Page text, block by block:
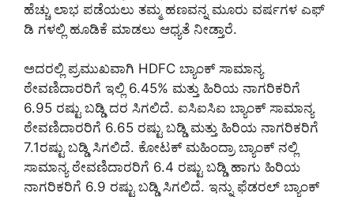
ಹೆಚ್ಚು ಲಾಭ ಪಡೆಯಲು ತಮ್ಮ ಹಣವನ್ನ ಮೂರು ವರ್ಷಗಳ ಎಫ್
ಡಿ ಗಳಲ್ಲಿ ಹೂಡಿಕೆ ಮಾಡಲು ಆಧ್ಯತೆ ನೀಡ್ತಾರೆ.
ಅದರಲ್ಲಿ ಪ್ರಮುಖವಾಗಿ HDFC ಬ್ಯಾಂಕ್ ಸಾಮಾನ್ಯ
ಠೇವಣಿದಾರರಿಗೆ ಇಲ್ಲಿ 6.45% ಮತ್ತು ಹಿರಿಯ ನಾಗರಿಕರಿಗೆ
6.95 ರಷ್ಟು ಬಡ್ಡಿ ದರ ಸಿಗಲಿದೆ. ಐಸಿಐಸಿಐ ಬ್ಯಾಂಕ್ ಸಾಮಾನ್ಯ
ಠೇವಣಿದಾರರಿಗೆ 6.65 ರಷ್ಟು ಬಡ್ಡಿ ಮತ್ತು ಹಿರಿಯ ನಾಗರಿಕರಿಗೆ
7.1ರಷ್ಟು ಬಡ್ಡಿ ಸಿಗಲಿದೆ. ಕೋಟಕ್ ಮಹಿಂದ್ರಾ ಬ್ಯಾಂಕ್ ನಲ್ಲಿ
ಸಾಮಾನ್ಯ ಠೇವಣಿದಾರರಿಗೆ 6.4 ರಷ್ಟು ಬಡ್ಡಿ ಹಾಗು ಹಿರಿಯ
ನಾಗರಿಕರಿಗೆ 6.9 ರಷ್ಟು ಬಡ್ಡಿ ಸಿಗಲಿದೆ. ಇನ್ನು ಫೆಡರಲ್ ಬ್ಯಾಂಕ್